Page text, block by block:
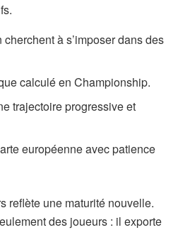
à s’imposer dans des
calculé en Championship.
trajectoire progressive et
européenne avec patience
reflète une maturité nouvelle.
des joueurs : il exporte